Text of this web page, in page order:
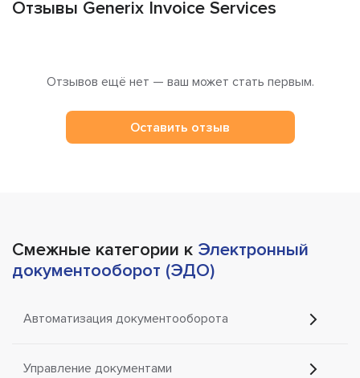
Отзывы Generix Invoice Services
Отзывов ещё нет — ваш может стать первым.
Оставить отзыв
Смежные категории к Электронный
документооборот (ЭДО)
Автоматизация документооборота
Управление документами